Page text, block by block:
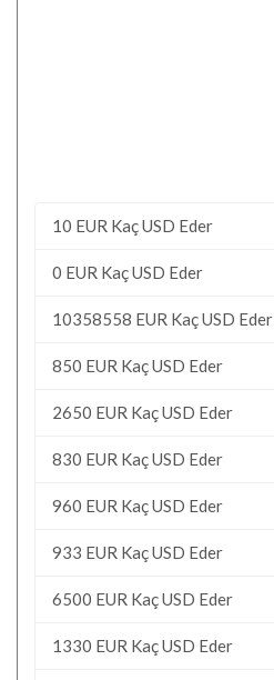
10 EUR Kaç USD Eder
0 EUR Kaç USD Eder
10358558 EUR Kaç USD Eder
850 EUR Kaç USD Eder
2650 EUR Kaç USD Eder
830 EUR Kaç USD Eder
960 EUR Kaç USD Eder
933 EUR Kaç USD Eder
6500 EUR Kaç USD Eder
1330 EUR Kaç USD Eder